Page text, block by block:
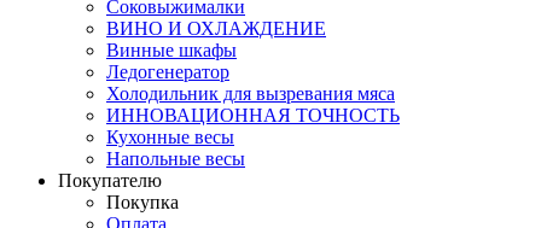
Соковыжималки
ВИНО И ОХЛАЖДЕНИЕ
Винные шкафы
Ледогенератор
Холодильник для вызревания мяса
ИННОВАЦИОННАЯ ТОЧНОСТЬ
Кухонные весы
Напольные весы
Покупателю
Покупка
Оплата